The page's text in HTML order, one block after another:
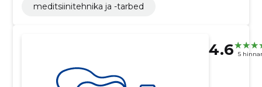
meditsiinitehnika ja -tarbed
4.6 5